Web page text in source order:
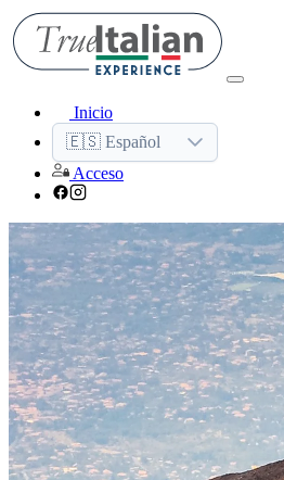
Inicio
🇪🇸 Español
Acceso